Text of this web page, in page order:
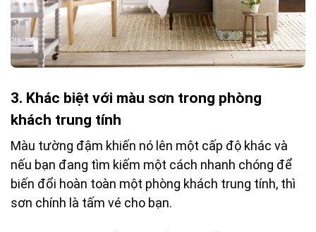
3. Khác biệt với màu sơn trong phòng
khách trung tính
Màu tường đậm khiến nó lên một cấp độ khác và
nếu bạn đang tìm kiếm một cách nhanh chóng để
biến đổi hoàn toàn một phòng khách trung tính, thì
sơn chính là tấm vé cho bạn.